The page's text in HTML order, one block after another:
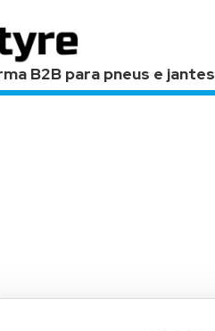
B2B para pneus e jantes